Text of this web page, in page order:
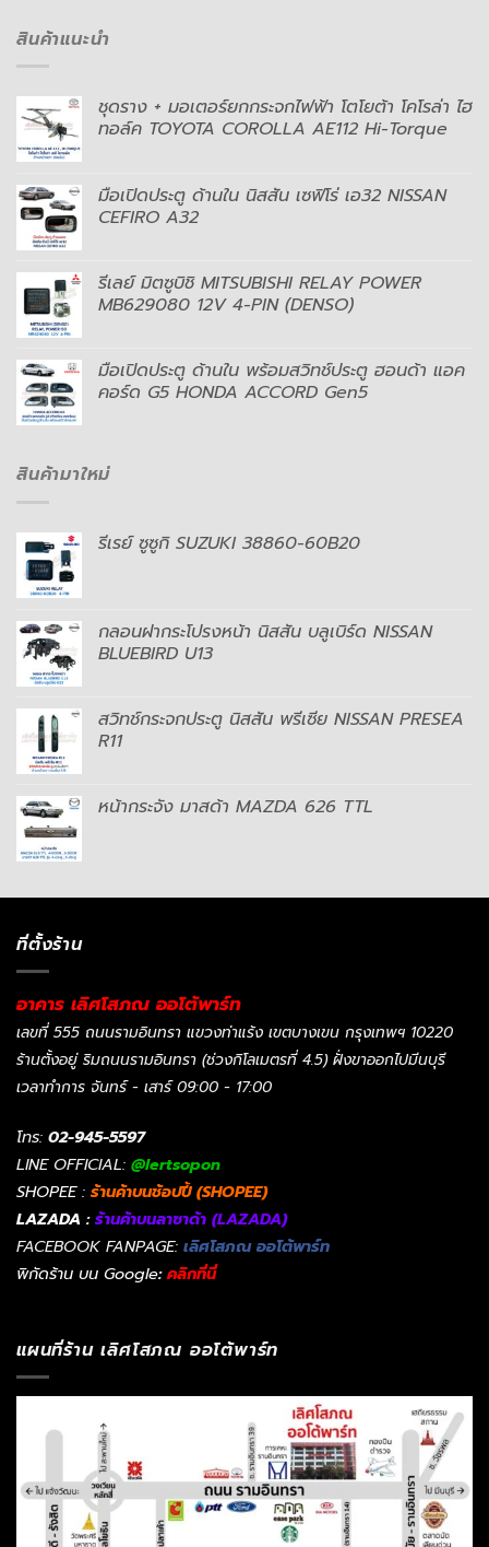
สินค้าแนะนำ
ชุดราง + มอเตอร์ยกกระจกไฟฟ้า โตโยต้า โคโรล่า ไฮ
ทอล์ค TOYOTA COROLLA AE112 Hi-Torque
มือเปิดประตู ด้านใน นิสสัน เซฟิโร่ เอ32 NISSAN
CEFIRO A32
รีเลย์ มิตซูบิชิ MITSUBISHI RELAY POWER
MB629080 12V 4-PIN (DENSO)
มือเปิดประตู ด้านใน พร้อมสวิทช์ประตู ฮอนด้า แอค
คอร์ด G5 HONDA ACCORD Gen5
สินค้ามาใหม่
รีเรย์ ซูซูกิ SUZUKI 38860-60B20
กลอนฝากระโปรงหน้า นิสสัน บลูเบิร์ด NISSAN
BLUEBIRD U13
สวิทช์กระจกประตู นิสสัน พรีเซีย NISSAN PRESEA
R11
หน้ากระจัง มาสด้า MAZDA 626 TTL
ที่ตั้งร้าน
อาคาร เลิศโสภณ ออโต้พาร์ท
เลขที่ 555 ถนนรามอินทรา แขวงท่าแร้ง เขตบางเขน กรุงเทพฯ 10220
ร้านตั้งอยู่ ริมถนนรามอินทรา (ช่วงกิโลเมตรที่ 4.5) ฝั่งขาออกไปมีนบุรี
เวลาทำการ จันทร์ - เสาร์ 09:00 - 17:00
โทร: 02-945-5597
LINE OFFICIAL: @lertsopon
SHOPEE : ร้านค้าบนช้อปปี้ (SHOPEE)
LAZADA :ร้านค้าบนลาซาด้า (LAZADA)
FACEBOOK FANPAGE: เลิศโสภณ ออโต้พาร์ท
พิกัดร้าน บน Google: คลิกที่นี่
แผนที่ร้าน เลิศโสภณ ออโต้พาร์ท